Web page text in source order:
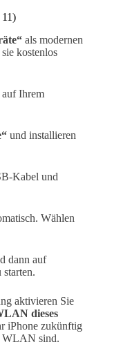
als modernen
kostenlos
auf Ihrem
und installieren
Kabel und
Wählen
dann auf
aktivieren Sie
dieses
iPhone zukünftig
WLAN sind.